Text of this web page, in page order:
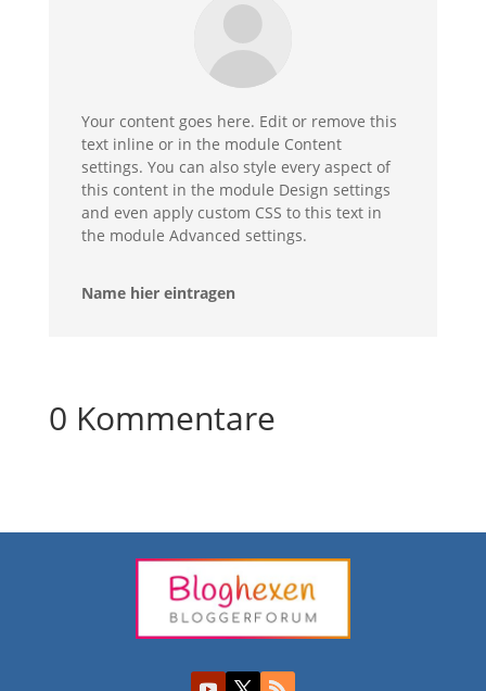
Your content goes here. Edit or remove this
text inline or in the module Content
settings. You can also style every aspect of
this content in the module Design settings
and even apply custom CSS to this text in
the module Advanced settings.
Name hier eintragen
0 Kommentare